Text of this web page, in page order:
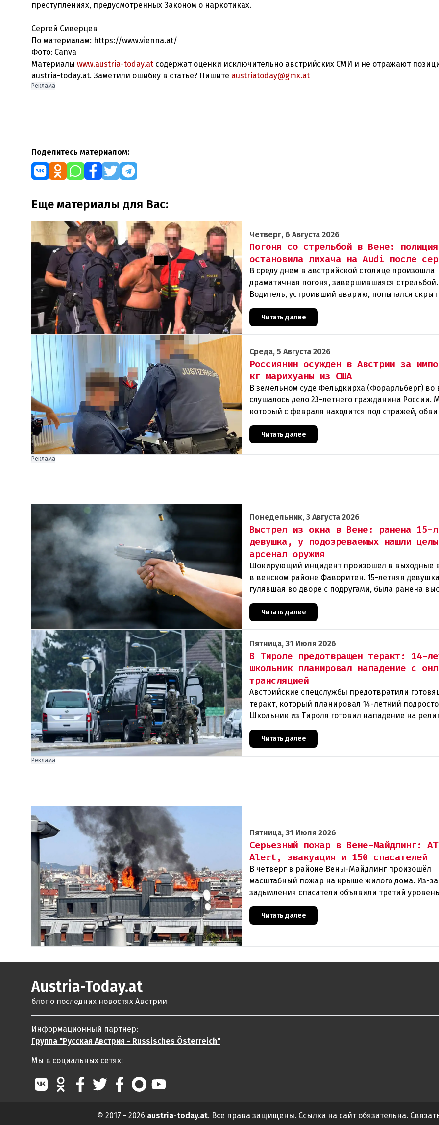
преступлениях, предусмотренных Законом о наркотиках.
Сергей Сиверцев
По материалам: https://www.vienna.at/
Фото: Canva
Материалы www.austria-today.at содержат оценки исключительно австрийских СМИ и не отражают
austria-today.at. Заметили ошибку в статье? Пишите austriatoday@gmx.at
Реклама
Поделитесь материалом:
Еще материалы для Вас:
Четверг, 6 Августа 2026
Погоня со стрельбой в Вене: полиция
остановила лихача на Audi после
В среду днем в австрийской столице произошла
драматичная погоня, завершившаяся стрельбой.
Водитель, устроивший аварию, попытался
полиции, спровоцировав несколько новых
столкновений.Что слу
Читать далее
Среда, 5 Августа 2026
Россиянин осужден в Австрии за
кг марихуаны из США
В земельном суде Фельдкирха (Форарльберг) во
слушалось дело 23-летнего гражданина России.
который с февраля находится под стражей,
Читать далее
Реклама
Понедельник, 3 Августа 2026
Выстрел из окна в Вене: ранена 15-
девушка, у подозреваемых нашли
арсенал оружия
Шокирующий инцидент произошел в выходные
в венском районе Фаворитен. 15-летняя
гулявшая во дворе с подругами, была ранена
из пневматического оружия. Полиция
Читать далее
Пятница, 31 Июля 2026
В Тироле предотвращен теракт: 14-
школьник планировал нападение с
трансляцией
Австрийские спецслужбы предотвратили
теракт, который планировал 14-летний
Школьник из Тироля готовил нападение на
учреждения и намеревался транслировать свои
Читать далее
Реклама
Пятница, 31 Июля 2026
Серьезный пожар в Вене-Майдлинг:
Alert, эвакуация и 150 спасателей
В четверг в районе Вены-Майдлинг произошёл
масштабный пожар на крыше жилого дома. Из-за
задымления спасатели объявили третий
и задействовали 36 единиц техники. Огонь
Читать далее
Austria-Today.at
блог о последних новостях Австрии
Информационный партнер:
Группа "Русская Австрия - Russisches Österreich"
Мы в социальных сетях:
© 2017 - 2026 austria-today.at. Все права защищены. Ссылка на сайт обязательна.